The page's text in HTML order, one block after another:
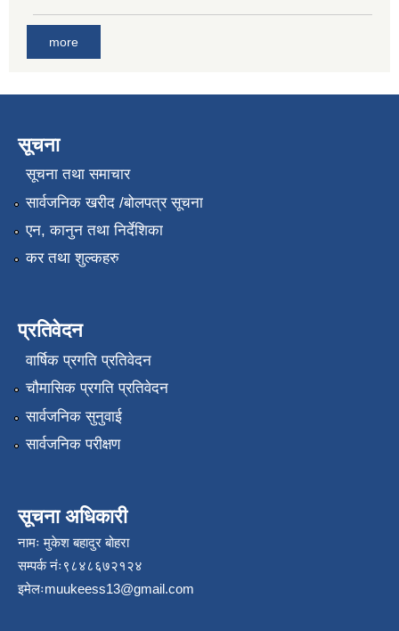
more
सूचना
सूचना तथा समाचार
सार्वजनिक खरीद /बोलपत्र सूचना
एन, कानुन तथा निर्देशिका
कर तथा शुल्कहरु
प्रतिवेदन
वार्षिक प्रगति प्रतिवेदन
चौमासिक प्रगति प्रतिवेदन
सार्वजनिक सुनुवाई
सार्वजनिक परीक्षण
सूचना अधिकारी
नामः मुकेश बहादुर बोहरा
सम्पर्क नंः९८४८६७२१२४
इमेलःmuukeess13@gmail.com